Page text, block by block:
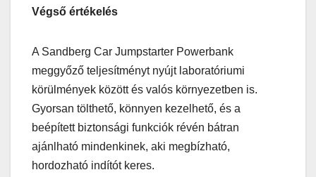
Végső értékelés
A Sandberg Car Jumpstarter Powerbank
meggyőző teljesítményt nyújt laboratóriumi
körülmények között és valós környezetben is.
Gyorsan tölthető, könnyen kezelhető, és a
beépített biztonsági funkciók révén bátran
ajánlható mindenkinek, aki megbízható,
hordozható indítót keres.